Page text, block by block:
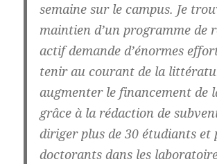
semaine sur le campus. Je
maintien d’un programme de
actif demande d’énormes
tenir au courant de la
augmenter le financement de
grâce à la rédaction de
diriger plus de 30 étudiants et
doctorants dans les